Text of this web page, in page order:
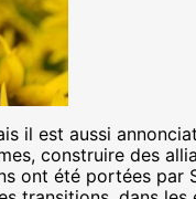
il est aussi
construire des
ont été portées par